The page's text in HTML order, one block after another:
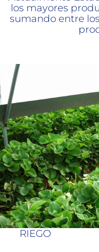
los mayores
sumando entre
RIEGO